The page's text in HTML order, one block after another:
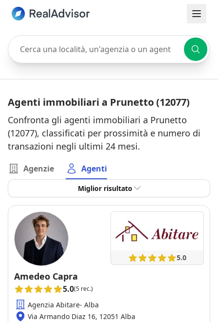
Cerca una località, un'agenzia o un agente
Agenti immobiliari a Prunetto (12077)
Confronta gli agenti immobiliari a Prunetto
(12077), classificati per prossimità e numero di
transazioni negli ultimi 24 mesi.
Agenzie Agenti
Miglior risultato
5.0
Amedeo Capra
5.0(5 rec.)
Agenzia Abitare- Alba
Via Armando Diaz 16, 12051 Alba